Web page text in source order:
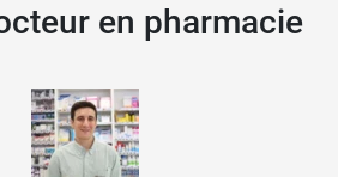
en pharmacie